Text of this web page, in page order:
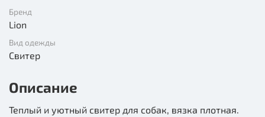
Бренд
Lion
Вид одежды
Свитер
Описание
Теплый и уютный свитер для собак, вязка плотная.